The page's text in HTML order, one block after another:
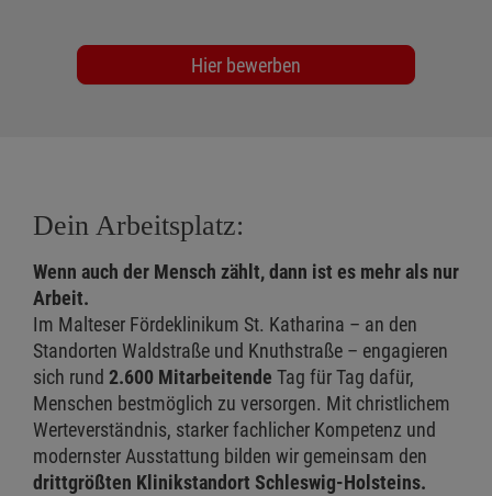
Hier bewerben
Dein Arbeitsplatz:
Wenn auch der Mensch zählt, dann ist es mehr als nur
Arbeit.
Im Malteser Fördeklinikum St. Katharina – an den
Standorten Waldstraße und Knuthstraße – engagieren
sich rund 2.600 Mitarbeitende Tag für Tag dafür,
Menschen bestmöglich zu versorgen. Mit christlichem
Werteverständnis, starker fachlicher Kompetenz und
modernster Ausstattung bilden wir gemeinsam den
drittgrößten Klinikstandort Schleswig-Holsteins.